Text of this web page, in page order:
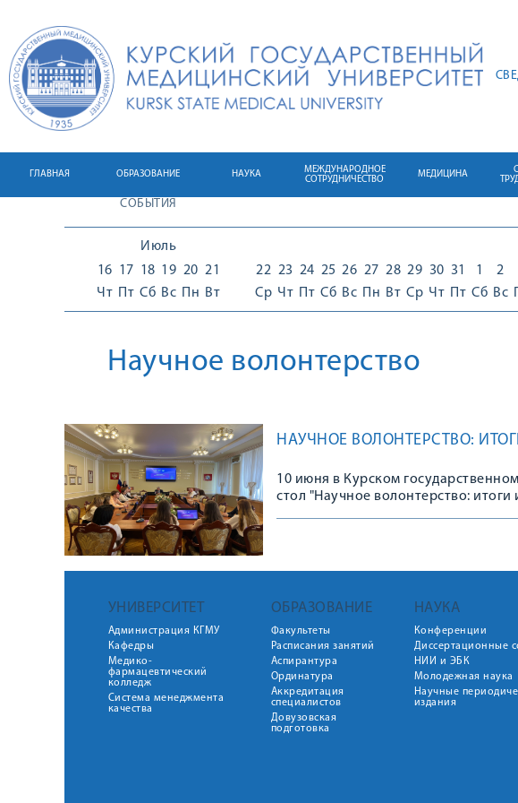
ГЛАВНАЯ ОБРАЗОВАНИЕ НАУКА
МЕЖДУНАРОДНОЕ
СОТРУДНИЧЕСТВО
МЕДИЦИНА
СОБЫТИЯ
Июль
16
Чт
17
Пт
18
Сб
19
Вс
20
Пн
21
Вт
22
Ср
23
Чт
24
Пт
25
Сб
26
Вс
27
Пн
28
Вт
29
Ср
30
Чт
31
Пт
1
Сб
2
Вс
Научное волонтерство
НАУЧНОЕ ВОЛОНТЕРСТВО:
10 июня в Курском
стол "Научное волонтерство:
УНИВЕРСИТЕТ
Администрация КГМУ
Кафедры
Медико-
фармацевтический
колледж
Система менеджмента
качества
ОБРАЗОВАНИЕ
Факультеты
Расписания занятий
Аспирантура
Ординатура
Аккредитация
специалистов
Довузовская
подготовка
НАУКА
Конференции
Диссертационные
НИИ и ЭБК
Молодежная наука
Научные
издания